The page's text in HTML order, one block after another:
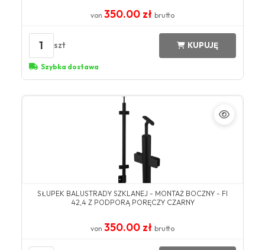
von 350.00 zł brutto
1 szt KUPUJĘ
Szybka dostawa
SŁUPEK BALUSTRADY SZKLANEJ - MONTAŻ BOCZNY - FI
42,4 Z PODPORĄ PORĘCZY CZARNY
von 350.00 zł brutto